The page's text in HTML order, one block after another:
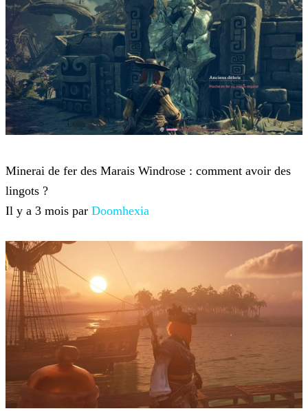
Minerai de fer des Marais Windrose : comment avoir des
lingots ?
Il y a 3 mois par Doomhexia